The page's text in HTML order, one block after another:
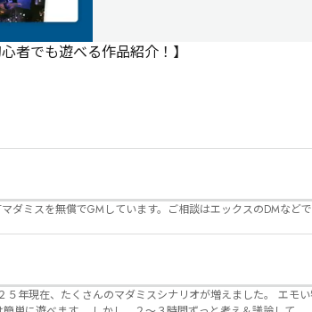
者でも遊べる作品紹介！】
ダミスを無償でGMしています。ご相談はエックスのDMなどで